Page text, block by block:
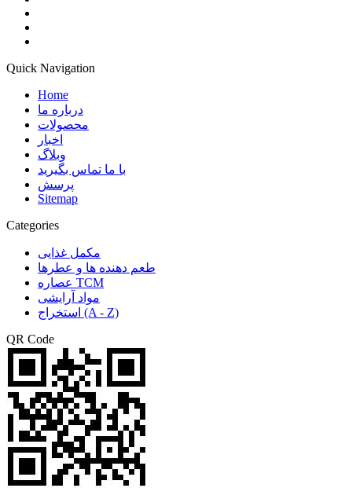
Quick Navigation
Home
درباره ما
محصولات
اخبار
وبلاگ
با ما تماس بگیرید
پرسش
Sitemap
Categories
مکمل غذایی
طعم دهنده ها و عطرها
عصاره TCM
مواد آرایشی
استخراج (A - Z)
QR Code